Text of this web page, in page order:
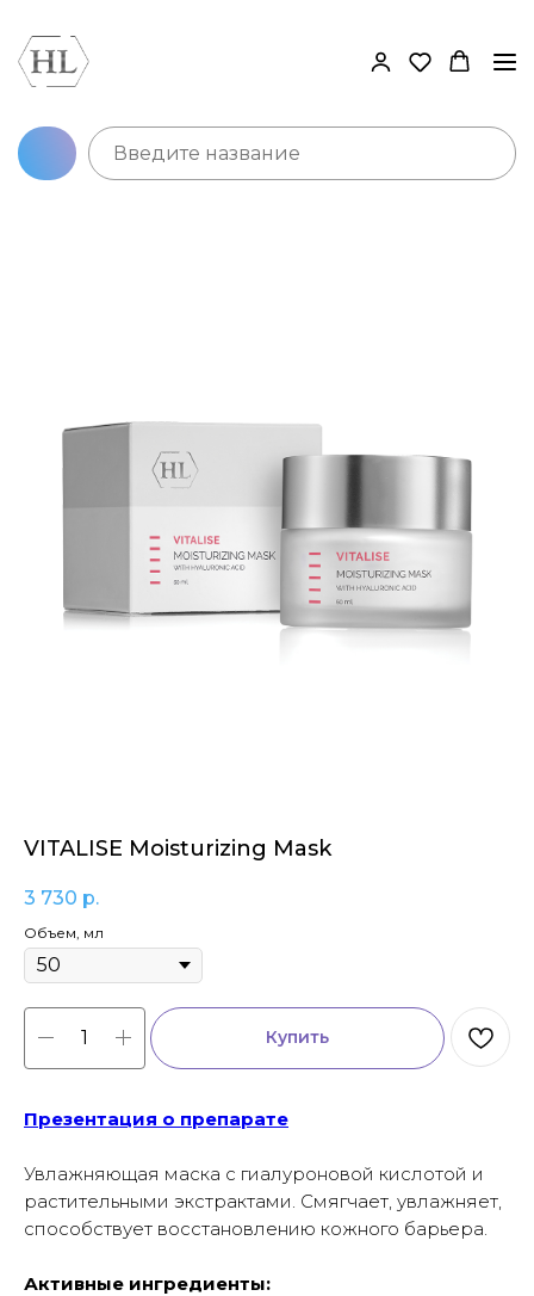
VITALISE Moisturizing Mask
3 730 р.
Объем, мл
Купить
Презентация о препарате
Увлажняющая маска с гиалуроновой кислотой и
растительными экстрактами. Смягчает, увлажняет,
способствует восстановлению кожного барьера.
Активные ингредиенты: